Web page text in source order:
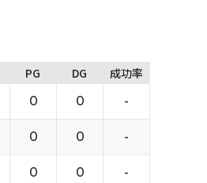
PG DG 成功率
0 0 -
0 0 -
0 0 -